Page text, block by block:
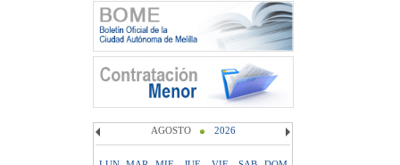
AGOSTO 2026